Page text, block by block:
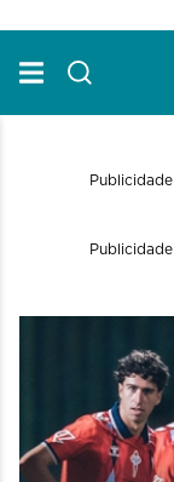
Publicidade
Publicidade